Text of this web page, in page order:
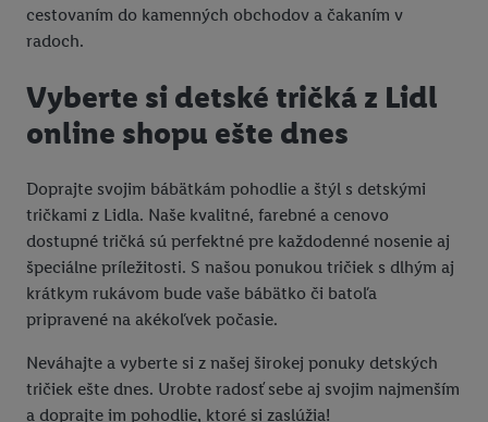
cestovaním do kamenných obchodov a čakaním v
radoch.
Vyberte si detské tričká z Lidl
online shopu ešte dnes
Doprajte svojim bábätkám pohodlie a štýl s detskými
tričkami z Lidla. Naše kvalitné, farebné a cenovo
dostupné tričká sú perfektné pre každodenné nosenie aj
špeciálne príležitosti. S našou ponukou tričiek s dlhým aj
krátkym rukávom bude vaše bábätko či batoľa
pripravené na akékoľvek počasie.
Neváhajte a vyberte si z našej širokej ponuky detských
tričiek ešte dnes. Urobte radosť sebe aj svojim najmenším
a doprajte im pohodlie, ktoré si zaslúžia!